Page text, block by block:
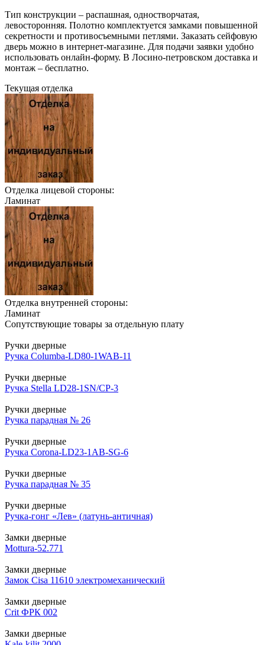
Тип конструкции – распашная, одностворчатая,
левосторонняя. Полотно комплектуется замками повышенной
секретности и противосъемными петлями. Заказать сейфовую
дверь можно в интернет-магазине. Для подачи заявки удобно
использовать онлайн-форму. В Лосино-петровском доставка и
монтаж – бесплатно.
Текущая отделка
Отделка лицевой стороны:
Ламинат
Отделка внутренней стороны:
Ламинат
Сопутствующие товары за отдельную плату
Ручки дверные
Ручка Columba-LD80-1WAB-11
Ручки дверные
Ручка Stella LD28-1SN/CP-3
Ручки дверные
Ручка парадная № 26
Ручки дверные
Ручка Corona-LD23-1AB-SG-6
Ручки дверные
Ручка парадная № 35
Ручки дверные
Ручка-гонг «Лев» (латунь-античная)
Замки дверные
Mottura-52.771
Замки дверные
Замок Cisa 11610 электромеханический
Замки дверные
Crit ФРК 002
Замки дверные